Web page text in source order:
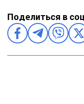
Поделиться в